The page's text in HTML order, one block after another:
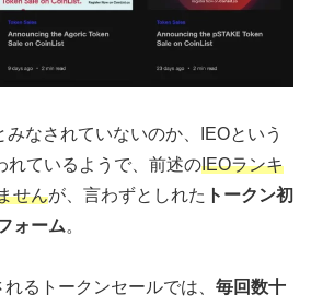
みなされていないのか、IEOという
れているようで、前述のIEOランキ
せんが、言わずとしれた トークン初
ォーム。
るトークンセールでは、 毎回数十